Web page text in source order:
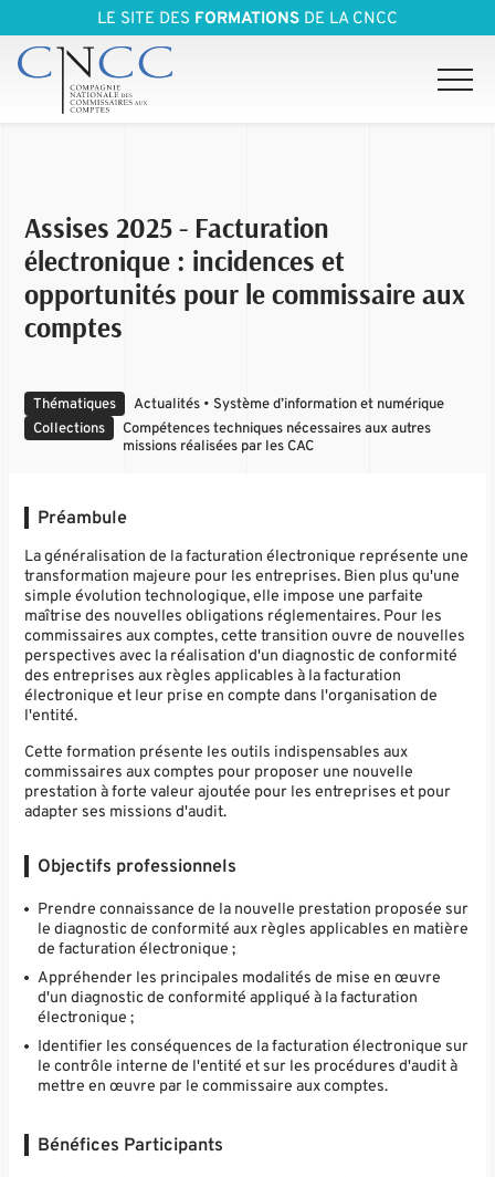
LE SITE DES FORMATIONS DE LA CNCC
Assises 2025 - Facturation
électronique : incidences et
opportunités pour le commissaire aux
comptes
Thématiques
Actualités • Système d’information et numérique
Collections
Compétences techniques nécessaires aux autres
missions réalisées par les CAC
Préambule
La généralisation de la facturation électronique représente une
transformation majeure pour les entreprises. Bien plus qu'une
simple évolution technologique, elle impose une parfaite
maîtrise des nouvelles obligations réglementaires. Pour les
commissaires aux comptes, cette transition ouvre de nouvelles
perspectives avec la réalisation d'un diagnostic de conformité
des entreprises aux règles applicables à la facturation
électronique et leur prise en compte dans l'organisation de
l'entité.
Cette formation présente les outils indispensables aux
commissaires aux comptes pour proposer une nouvelle
prestation à forte valeur ajoutée pour les entreprises et pour
adapter ses missions d'audit.
Objectifs professionnels
Prendre connaissance de la nouvelle prestation proposée sur
le diagnostic de conformité aux règles applicables en matière
de facturation électronique ;
Appréhender les principales modalités de mise en œuvre
d'un diagnostic de conformité appliqué à la facturation
électronique ;
Identifier les conséquences de la facturation électronique sur
le contrôle interne de l'entité et sur les procédures d'audit à
mettre en œuvre par le commissaire aux comptes.
Bénéfices Participants